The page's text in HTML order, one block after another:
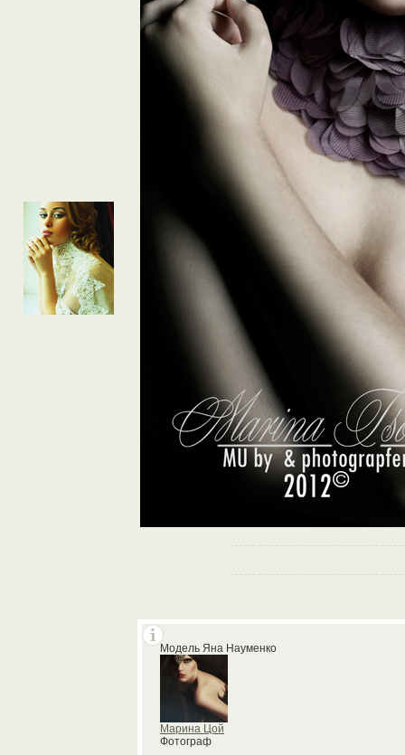
Модель Яна Науменко
Марина Цой
Фотограф